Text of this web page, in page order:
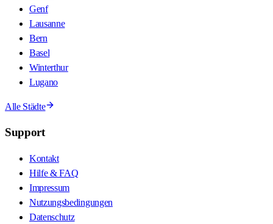
Genf
Lausanne
Bern
Basel
Winterthur
Lugano
Alle Städte
Support
Kontakt
Hilfe & FAQ
Impressum
Nutzungsbedingungen
Datenschutz